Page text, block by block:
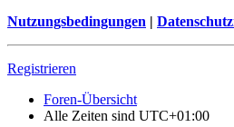
Nutzungsbedingungen |
Registrieren
Foren-Übersicht
Alle Zeiten sind UTC+01:00